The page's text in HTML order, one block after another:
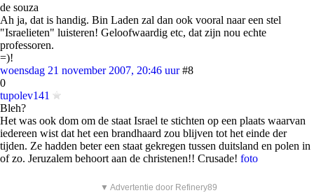
de souza
Ah ja, dat is handig. Bin Laden zal dan ook vooral naar een stel
"Israelieten" luisteren! Geloofwaardig etc, dat zijn nou echte
professoren.
=)!
woensdag 21 november 2007, 20:46 uur #8
0
tupolev141
Bleh?
Het was ook dom om de staat Israel te stichten op een plaats waarvan
iedereen wist dat het een brandhaard zou blijven tot het einde der
tijden. Ze hadden beter een staat gekregen tussen duitsland en polen in
of zo. Jeruzalem behoort aan de christenen!! Crusade! foto
▼ Advertentie door Refinery89